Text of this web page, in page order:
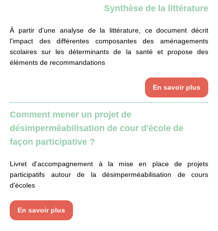
Synthèse de la littérature
À partir d'une analyse de la littérature, ce document décrit
l'impact des différentes composantes des aménagements
scolaires sur les déterminants de la santé et propose des
éléments de recommandations
En savoir plus
Comment mener un projet de
désimperméabilisation de cour d'école de
façon participative ?
Livret d'accompagnement à la mise en place de projets
participatifs autour de la désimperméabilisation de cours
d'écoles
En savoir plus